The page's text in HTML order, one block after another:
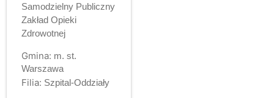
Samodzielny Publiczny
Zakład Opieki
Zdrowotnej
Gmina: m. st.
Warszawa
Filia: Szpital-Oddziały